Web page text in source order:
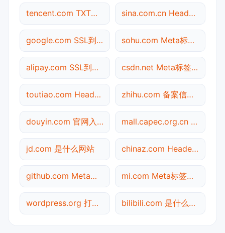
tencent.com TXT记录查询 sina.com.cn Header查询
google.com SSL到期检测 sohu.com Meta标签查询
alipay.com SSL到期检测 csdn.net Meta标签查询
toutiao.com Header查询 zhihu.com 备案信息查询
douyin.com 官网入口 mall.capec.org.cn SSL到期检测
jd.com 是什么网站 chinaz.com Header查询
github.com Meta标签查询 mi.com Meta标签查询
wordpress.org 打不开检测 bilibili.com 是什么网站